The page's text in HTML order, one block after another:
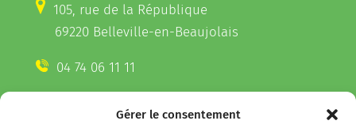
Gérer le consentement
105, rue de la République
69220 Belleville-en-Beaujolais
04 74 06 11 11
CONTACTEZ-NOUS